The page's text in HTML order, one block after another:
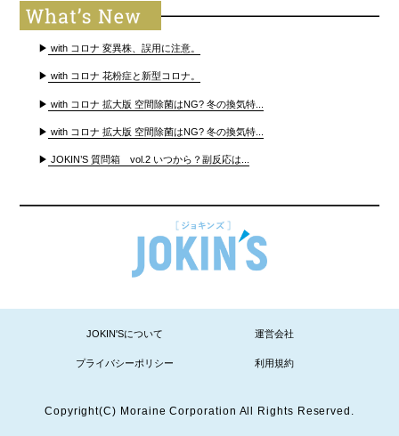
▶ with コロナ 変異株、誤用に注意。
▶ with コロナ 花粉症と新型コロナ。
▶ with コロナ 拡大版 空間除菌はNG? 冬の換気特...
▶ with コロナ 拡大版 空間除菌はNG? 冬の換気特...
▶ JOKIN’S 質問箱 vol.2 いつから？副反応は...
JOKIN'Sについて 運営会社
プライバシーポリシー 利用規約
Copyright(C) Moraine Corporation All Rights Reserved.